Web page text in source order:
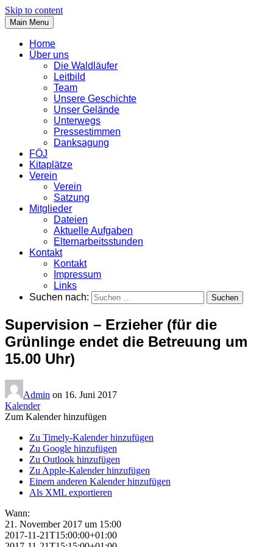
Skip to content
Main Menu
Home
Über uns
Die Waldläufer
Leitbild
Team
Unsere Geschichte
Unser Gelände
Unterwegs
Pressestimmen
Danksagung
FÖJ
Kitaplätze
Verein
Verein
Satzung
Mitglieder
Dateien
Aktuelle Aufgaben
Elternarbeitsstunden
Kontakt
Kontakt
Impressum
Links
Suchen nach:
Supervision – Erzieher (für die
Grünlinge endet die Betreuung um
15.00 Uhr)
Admin on 16. Juni 2017
Kalender
Zum Kalender hinzufügen
Zu Timely-Kalender hinzufügen
Zu Google hinzufügen
Zu Outlook hinzufügen
Zu Apple-Kalender hinzufügen
Einem anderen Kalender hinzufügen
Als XML exportieren
Wann:
21. November 2017 um 15:00
2017-11-21T15:00:00+01:00